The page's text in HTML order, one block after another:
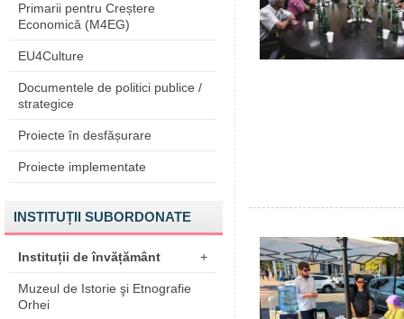
Primarii pentru Creștere
Economică (M4EG)
EU4Culture
Documentele de politici publice /
strategice
Proiecte în desfășurare
Proiecte implementate
INSTITUȚII SUBORDONATE
Instituții de învățământ +
Muzeul de Istorie şi Etnografie
Orhei